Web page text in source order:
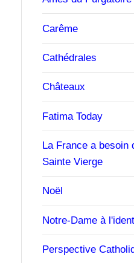
Carême
Cathédrales
Châteaux
Fatima Today
La France a besoin
Sainte Vierge
Noël
Notre-Dame à
Perspective